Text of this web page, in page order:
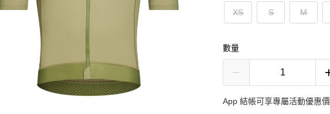
XS S M
數量
App 結帳可享專屬活動優惠價